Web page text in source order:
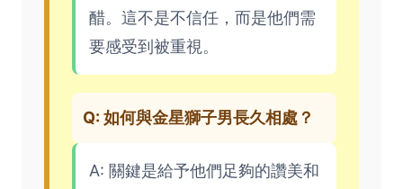
醋。這不是不信任，而是他們需
要感受到被重視。
Q: 如何與金星獅子男長久相處？
A: 關鍵是給予他們足夠的讚美和